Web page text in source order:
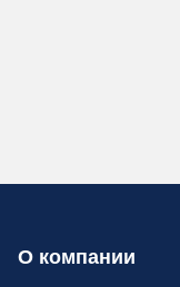
О компании